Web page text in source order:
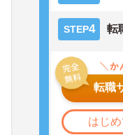
STEP4 転
転職
はじ